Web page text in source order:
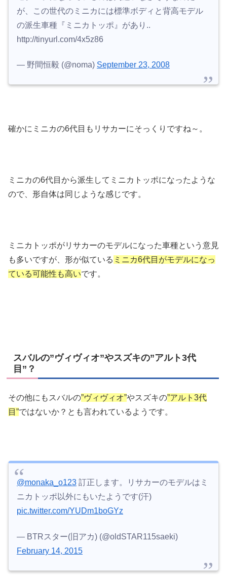
が、この世代のミニカには標準ボディと背高モデル
の派生車種『ミニカトッポ』があり..
http://tinyurl.com/4x5z86
— 野間恒毅 (@noma) September 23, 2008
確かにミニカの6代目もリサカーにそっくりですね～。
ミニカの6代目から派生してミニカトッポになったような
ので、形自体は同じような感じです。
ミニカトッポがリサカーのモデルになった車種という意見
も多いですが、形が似ている ミニカ6代目がモデルになっ
ている可能性も高いです。
スバルの”ヴィヴィオ”やスズキの”アルト3代
目”？
その他にもスバルの”ヴィヴィオ”やスズキの”アルト3代
目”ではないか？とも言われているようです。
@monaka_o123 訂正します。リサカーのモデルはミ
ニカトッポ以外にもいたようです(汗)
pic.twitter.com/YUDm1boGYz
— BTRスター(旧アカ) (@oldSTAR115saeki)
February 14, 2015